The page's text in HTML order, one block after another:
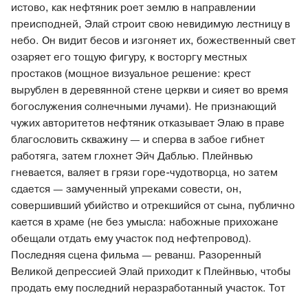
истово, как нефтяник роет землю в направлении
преисподней, Элай строит свою невидимую лестницу в
небо. Он видит бесов и изгоняет их, божественный свет
озаряет его тощую фигуру, к восторгу местных
простаков (мощное визуальное решение: крест
вырублен в деревянной стене церкви и сияет во время
богослужения солнечными лучами). Не признающий
чужих авторитетов нефтяник отказывает Элаю в праве
благословить скважину — и сперва в забое гибнет
работяга, затем глохнет Эйч Даблью. Плейнвью
гневается, валяет в грязи горе-чудотворца, но затем
сдается — замученный упреками совести, он,
совершивший убийство и отрекшийся от сына, публично
кается в храме (не без умысла: набожные прихожане
обещали отдать ему участок под нефтепровод).
Последняя сцена фильма — реванш. Разоренный
Великой депрессией Элай приходит к Плейнвью, чтобы
продать ему последний неразработанный участок. Тот